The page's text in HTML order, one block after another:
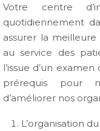
Votre centre
quotidiennement
assurer la meilleure
au service des
l’issue d’un
prérequis pour
d’améliorer nos
L’organisation